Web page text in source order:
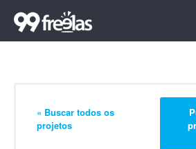
« Buscar todos os
projetos